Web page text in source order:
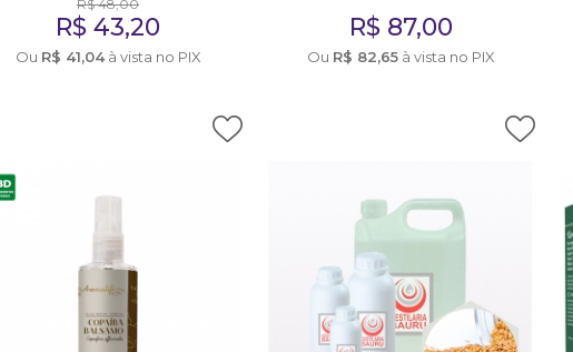
R$48,00
R$43,20
Ou R$ 41,04à vista no PIX
R$ 87,00
Ou R$ 82,65à vista no PIX